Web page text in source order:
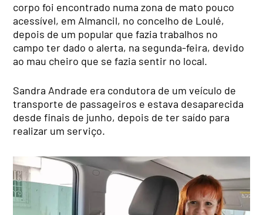
corpo foi encontrado numa zona de mato pouco
acessível, em Almancil, no concelho de Loulé,
depois de um popular que fazia trabalhos no
campo ter dado o alerta, na segunda-feira, devido
ao mau cheiro que se fazia sentir no local.
Sandra Andrade era condutora de um veículo de
transporte de passageiros e estava desaparecida
desde finais de junho, depois de ter saído para
realizar um serviço.